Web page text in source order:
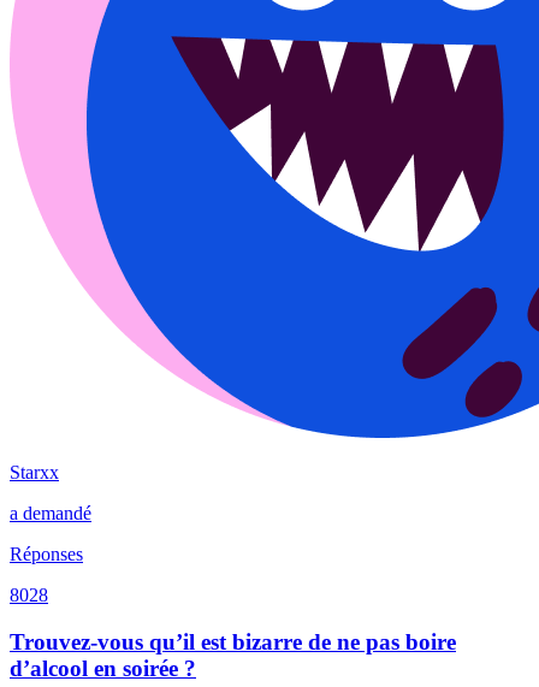
Starxx
a demandé
Réponses
8028
Trouvez-vous qu’il est bizarre de ne pas boire
d’alcool en soirée ?